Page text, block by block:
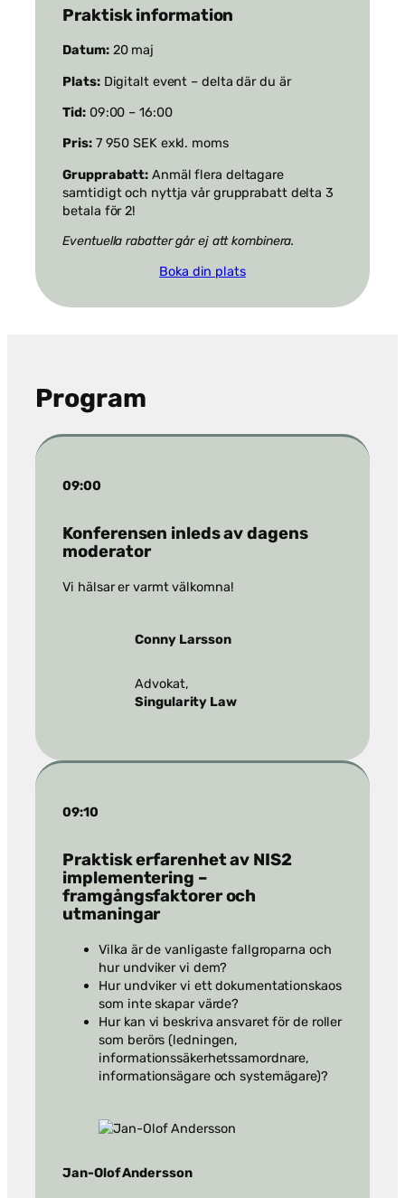
Praktisk information
Datum:20 maj
Plats:Digitalt event – delta där du är
Tid:09:00 – 16:00
Pris:7 950 SEK exkl. moms
Grupprabatt: Anmäl flera deltagare
samtidigt och nyttja vår grupprabatt delta 3
betala för 2!
Eventuella rabatter går ej att kombinera.
Boka din plats
Program
09:00
Konferensen inleds av dagens
moderator
Vi hälsar er varmt välkomna!
Conny Larsson
Advokat,
Singularity Law
09:10
Praktisk erfarenhet av NIS2
implementering –
framgångsfaktorer och
utmaningar
Vilka är de vanligaste fallgroparna och
hur undviker vi dem?
Hur undviker vi ett dokumentationskaos
som inte skapar värde?
Hur kan vi beskriva ansvaret för de roller
som berörs (ledningen,
informationssäkerhetssamordnare,
informationsägare och systemägare)?
Jan-Olof Andersson
Marknadsföring
med dig av dina
ditt beteende när
chansen att få se
anpassat
innehåll och
erbjudanden.